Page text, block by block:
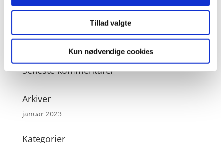
Tillad valgte
Kun nødvendige cookies
Seneste kommentarer
Arkiver
januar 2023
Kategorier